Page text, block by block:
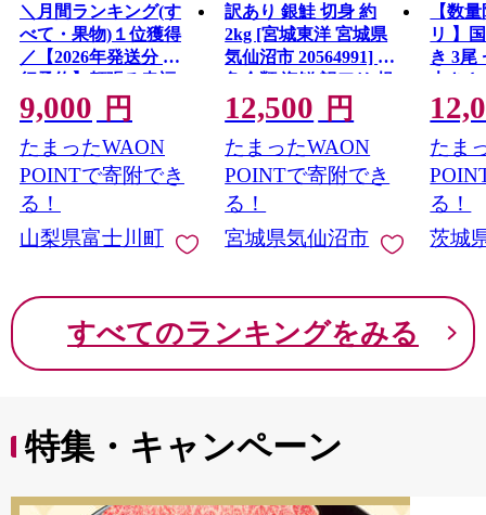
＼月間ランキング(す
べて・果物)１位獲得
／【2026年発送分 先
行予約】頬張る幸福
感 〜緑の宝石・ シ
ャインマスカット 〜
１ｋｇ以上（２〜３
房） フルーツ 山梨県
産 果物 くだもの シャ
イン マスカット ぶど
う ブドウ 葡萄 大粒 種
9000円 九千円
9,000 円
たまったWAON
POINTで寄附でき
る！
山梨県富士川町
訳あり 銀鮭 切身 約
2kg [宮城東洋 宮城県
気仙沼市 20564991] 鮭
魚介類 海鮮 訳アリ 規
格外 不揃い さけ サケ
鮭切身 シャケ 切り身
冷凍 家庭用 おかず 弁
当 支援 サーモン 銀鮭
切り身 魚 わけあり
12,500 円
たまったWAON
POINTで寄附でき
る！
宮城県気仙沼市
【数
リ 】
き 3尾
大き
レ・
鰻 ふ
な重
茨城
と納
たま
る！
茨城
すべてのランキングをみる
特集・キャンペーン